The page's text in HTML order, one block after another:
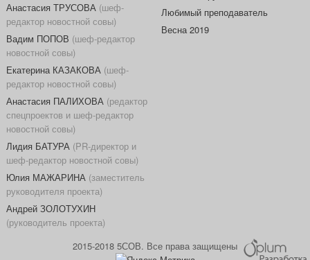
Анастасия ТРУСОВА (шеф-
редактор новостной совы)
Вадим ПОПОВ (шеф-редактор
новостной совы)
Екатерина КАЗАКОВА (шеф-
редактор новостной совы)
Анастасия ПАЛИХОВА (редактор
спецпроектов и шеф-редактор
новостной совы)
Лидия БАТУРА (PR-директор и
шеф-редактор новостной совы)
Юлия МАЖАРИНА (заместитель
руководителя проекта)
Андрей ЗОЛОТУХИН
(руководитель проекта)
Любимый преподаватель
Весна 2019
2015-2018 5СОВ. Все права защищены